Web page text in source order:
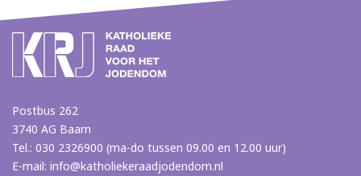
Postbus 262
3740 AG Baarn
Tel.: 030 2326900 (ma-do tussen 09.00 en 12.00 uur)
E-mail: info@katholiekeraadjodendom.nl